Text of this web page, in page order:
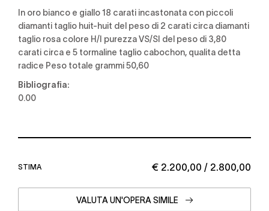
in oro bianco e giallo 18 carati incastonata con piccoli
diamanti taglio huit-huit del peso di 2 carati circa diamanti
taglio rosa colore H/I purezza VS/SI del peso di 3,80
carati circa e 5 tormaline taglio cabochon, qualita detta
radice Peso totale grammi 50,60
Bibliografia:
0.00
€ 2.200,00 / 2.800,00
STIMA
VALUTA UN'OPERA SIMILE